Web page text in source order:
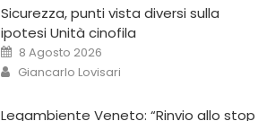
Sicurezza, punti vista diversi sulla
ipotesi Unità cinofila
8 Agosto 2026
Giancarlo Lovisari
Legambiente Veneto: “Rinvio allo stop